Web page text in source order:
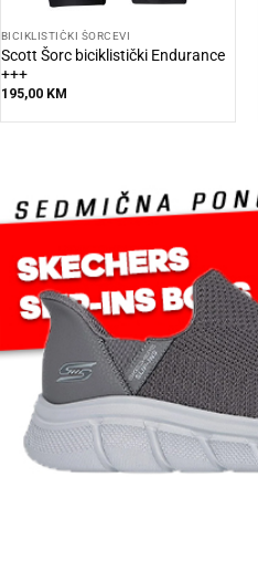
BICIKLISTIČKI ŠORCEVI
Scott Šorc biciklistički Endurance
+++
195,00 KM